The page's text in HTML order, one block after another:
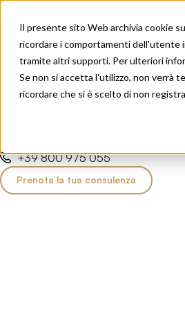
Il presente sito Web archivia cookie
ricordare i comportamenti dell'utente
tramite altri supporti. Per ulteriori
Se non si accetta l'utilizzo, non verrà
ricordare che si è scelto di non
Trapianti Trattamenti
Shop
+39 800 975 055
Prenota la tua consulenza